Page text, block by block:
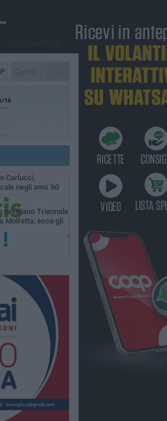
degli amici
gli aumenti:
replica ad
di parola, ho
Carlucci,
negli anni '60
nel Piano Triennale
Molfetta: ecco gli